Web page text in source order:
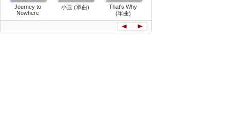
Journey to
Nowhere
小丑 (單曲)
That's Why
(單曲)